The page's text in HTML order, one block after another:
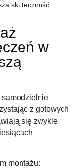
skuteczność
w
samodzielnie
z gotowych
się zwykle
montażu: